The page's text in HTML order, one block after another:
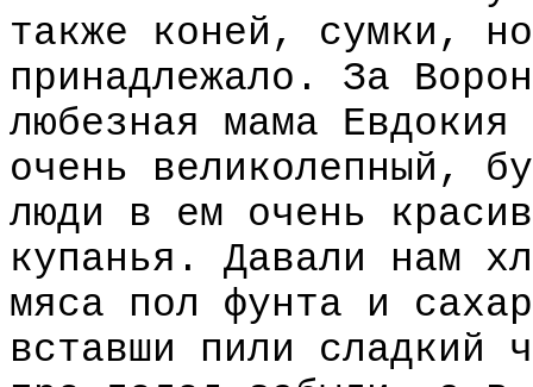
также коней, сумки,
принадлежало. За
любезная мама
очень великолепный,
люди в ем очень
купанья. Давали нам
мяса пол фунта и
вставши пили сладкий